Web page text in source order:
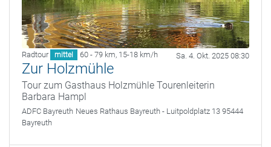
Radtour mittel 60 - 79 km, 15-18 km/h Sa. 4. Okt. 2025 08:30
Zur Holzmühle
Tour zum Gasthaus Holzmühle Tourenleiterin
Barbara Hampl
ADFC Bayreuth Neues Rathaus Bayreuth - Luitpoldplatz 13 95444
Bayreuth